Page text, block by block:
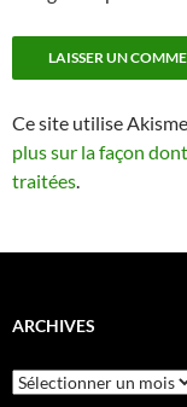
Ce site utilise
plus sur la façon
traitées.
ARCHIVES
Archives